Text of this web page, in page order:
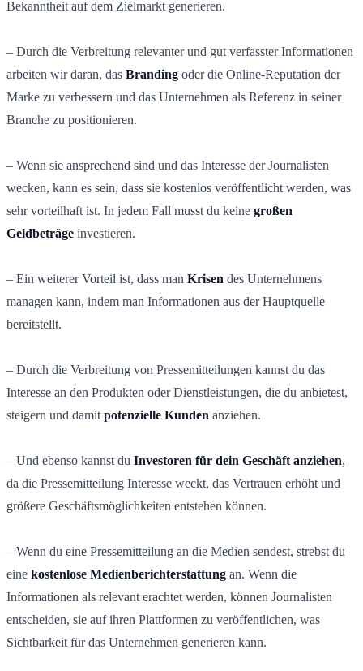
Bekanntheit auf dem Zielmarkt generieren.
– Durch die Verbreitung relevanter und gut verfasster Informationen
arbeiten wir daran, das Branding oder die Online-Reputation der
Marke zu verbessern und das Unternehmen als Referenz in seiner
Branche zu positionieren.
– Wenn sie ansprechend sind und das Interesse der Journalisten
wecken, kann es sein, dass sie kostenlos veröffentlicht werden, was
sehr vorteilhaft ist. In jedem Fall musst du keine großen
Geldbeträge investieren.
– Ein weiterer Vorteil ist, dass man Krisen des Unternehmens
managen kann, indem man Informationen aus der Hauptquelle
bereitstellt.
– Durch die Verbreitung von Pressemitteilungen kannst du das
Interesse an den Produkten oder Dienstleistungen, die du anbietest,
steigern und damit potenzielle Kunden anziehen.
– Und ebenso kannst du Investoren für dein Geschäft anziehen,
da die Pressemitteilung Interesse weckt, das Vertrauen erhöht und
größere Geschäftsmöglichkeiten entstehen können.
– Wenn du eine Pressemitteilung an die Medien sendest, strebst du
eine kostenlose Medienberichterstattung an. Wenn die
Informationen als relevant erachtet werden, können Journalisten
entscheiden, sie auf ihren Plattformen zu veröffentlichen, was
Sichtbarkeit für das Unternehmen generieren kann.